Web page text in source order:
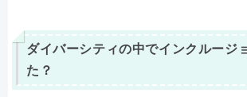
ダイバーシティの中でインクルージ
た？